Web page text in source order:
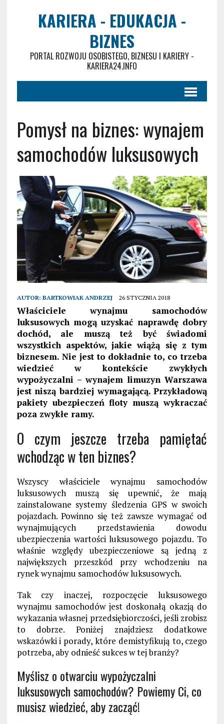
KARIERA - EDUKACJA -
BIZNES
PORTAL ROZWOJU OSOBISTEGO, BIZNESU I KARIERY -
KARIERA24.INFO
Pomysł na biznes: wynajem
samochodów luksusowych
AUTOR: BARTKOWIAK ANDRZEJ 26 STYCZNIA 2018
Właściciele wynajmu samochodów
luksusowych mogą uzyskać naprawdę dobry
dochód, ale muszą też być świadomi
wszystkich aspektów, jakie wiążą się z tym
biznesem. Nie jest to dokładnie to, co trzeba
wiedzieć w kontekście zwykłych
wypożyczalni – wynajem limuzyn Warszawa
jest niszą bardziej wymagającą. Przykładową
pakiety ubezpieczeń floty muszą wykraczać
poza zwykłe ramy.
O czym jeszcze trzeba pamiętać
wchodząc w ten biznes?
Wszyscy właściciele wynajmu samochodów
luksusowych muszą się upewnić, że mają
zainstalowane systemy śledzenia GPS w swoich
pojazdach. Powinno się też zawsze wymagać od
wynajmujących przedstawienia dowodu
ubezpieczenia wartości luksusowego pojazdu. To
właśnie względy ubezpieczeniowe są jedną z
największych przeszkód przy wchodzeniu na
rynek wynajmu samochodów luksusowych.
Tak czy inaczej, rozpoczęcie luksusowego
wynajmu samochodów jest doskonałą okazją do
wykazania własnej przedsiębiorczości, jeśli zrobisz
to dobrze. Poniżej znajdziesz dodatkowe
wskazówki i porady, które demistyfikują to, czego
potrzeba, aby odnieść sukces w tej branży?
Myślisz o otwarciu wypożyczalni
luksusowych samochodów? Powiemy Ci, co
musisz wiedzieć, aby zacząć!